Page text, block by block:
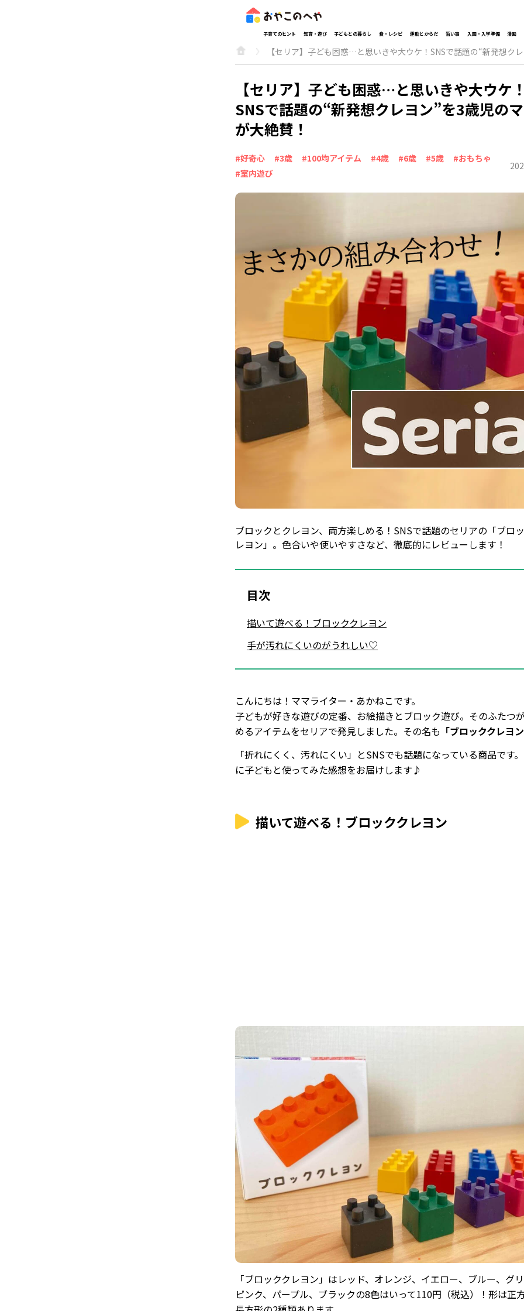
子育てのヒント 知育・遊び 子どもとの暮らし 食・レシピ 運動とからだ 習い事 入園・入学準備 漫画
【セリア】子ども困惑…と思いきや大ウケ！SNSで話題の“新発想ク
【セリア】子ども困惑…と思いきや大ウケ！
SNSで話題の“新発想クレヨン”を3歳児の
が大絶賛！
#好奇心 #3歳 #100均アイテム #4歳 #6歳 #5歳
#おもちゃ
#室内遊び
ブロックとクレヨン、両方楽しめる！SNSで話題のセリアの「ブロ
レヨン」。色合いや使いやすさなど、徹底的にレビューします！
目次
描いて遊べる！ブロッククレヨン
手が汚れにくいのがうれしい♡
こんにちは！ママライター・あかねこです。
子どもが好きな遊びの定番、お絵描きとブロック遊び。そのふたつ
めるアイテムをセリアで発見しました。その名も 「ブロッククレヨン
「折れにくく、汚れにくい」とSNSでも話題になっている商品です
に子どもと使ってみた感想をお届けします♪
描いて遊べる！ブロッククレヨン
「ブロッククレヨン」はレッド、オレンジ、イエロー、ブルー、グリ
ピンク、パープル、ブラックの8色はいって110円（税込）！形は正